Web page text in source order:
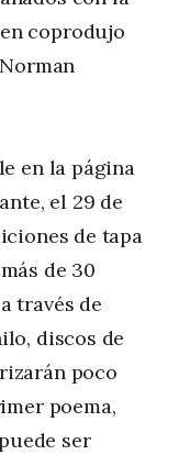
coprodujo
en la página
el 29 de
de tapa
de 30
través de
discos de
poco
poema,
ser